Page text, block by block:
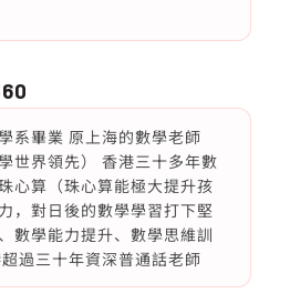
系畢業 原上海的數學老師
世界領先） 香港三十多年數
心算（珠心算能極大提升孩
，對日後的數學學習打下堅
數學能力提升、數學思維訓
過三十年資深普通話老師